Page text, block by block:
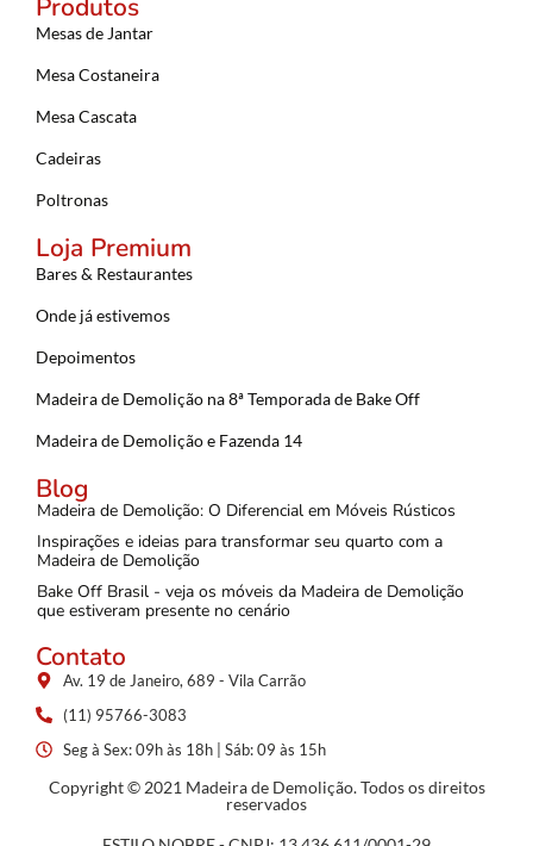
Mesas de Jantar
Mesa Costaneira
Mesa Cascata
Cadeiras
Poltronas
Loja Premium
Bares & Restaurantes
Onde já estivemos
Depoimentos
Madeira de Demolição na 8ª Temporada de Bake Off
Madeira de Demolição e Fazenda 14
Blog
Madeira de Demolição: O Diferencial em Móveis Rústicos
Inspirações e ideias para transformar seu quarto com a
Madeira de Demolição
Bake Off Brasil - veja os móveis da Madeira de Demolição
que estiveram presente no cenário
Contato
Av. 19 de Janeiro, 689 - Vila Carrão
(11) 95766-3083
Seg à Sex: 09h às 18h | Sáb: 09 às 15h
Copyright © 2021 Madeira de Demolição. Todos os direitos
reservados